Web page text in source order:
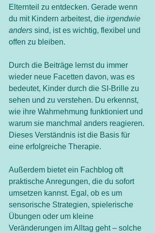
Elternteil zu entdecken. Gerade wenn
du mit Kindern arbeitest, die irgendwie
anders sind, ist es wichtig, flexibel und
offen zu bleiben.
Durch die Beiträge lernst du immer
wieder neue Facetten davon, was es
bedeutet, Kinder durch die SI-Brille zu
sehen und zu verstehen. Du erkennst,
wie ihre Wahrnehmung funktioniert und
warum sie manchmal anders reagieren.
Dieses Verständnis ist die Basis für
eine erfolgreiche Therapie.
Außerdem bietet ein Fachblog oft
praktische Anregungen, die du sofort
umsetzen kannst. Egal, ob es um
sensorische Strategien, spielerische
Übungen oder um kleine
Veränderungen im Alltag geht – solche